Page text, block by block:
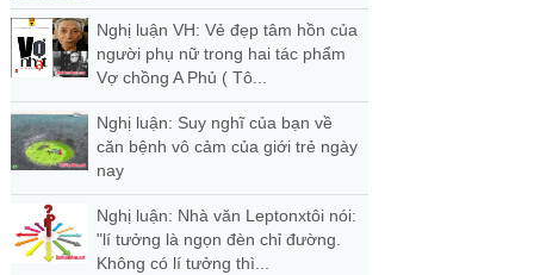
Nghị luận VH: Vẻ đẹp tâm hồn của
người phụ nữ trong hai tác phẩm
Vợ chồng A Phủ ( Tô...
Nghị luận: Suy nghĩ của bạn về
căn bệnh vô cảm của giới trẻ ngày
nay
Nghị luận: Nhà văn Leptonxtôi nói:
"lí tưởng là ngọn đèn chỉ đường.
Không có lí tưởng thì...